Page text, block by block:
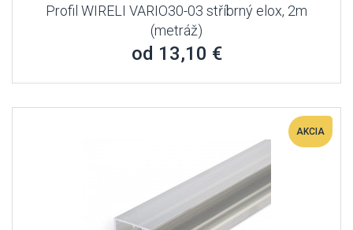
Profil WIRELI VARIO30-03 stříbrný elox, 2m
(metráž)
od 13,10 €
AKCIA